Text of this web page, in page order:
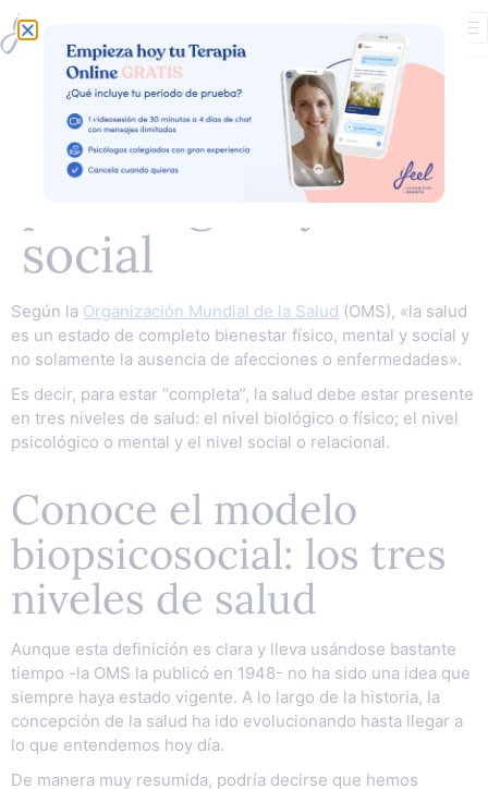
Los tres niveles de
la salud: biológico,
psicológico y
social
Según la Organización Mundial de la Salud (OMS), «la salud
es un estado de completo bienestar físico, mental y social y
no solamente la ausencia de afecciones o enfermedades».
Es decir, para estar “completa”, la salud debe estar presente
en tres niveles de salud: el nivel biológico o físico; el nivel
psicológico o mental y el nivel social o relacional.
Conoce el modelo
biopsicosocial: los tres
niveles de salud
Aunque esta definición es clara y lleva usándose bastante
tiempo -la OMS la publicó en 1948- no ha sido una idea que
siempre haya estado vigente. A lo largo de la historia, la
concepción de la salud ha ido evolucionando hasta llegar a
lo que entendemos hoy día.
De manera muy resumida, podría decirse que hemos